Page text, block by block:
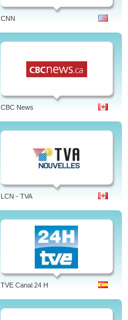
CNN
CBC News
LCN - TVA
TVE Canal 24 H